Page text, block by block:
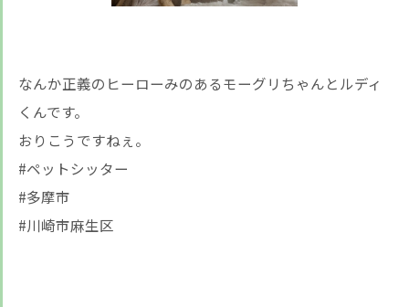
なんか正義のヒーローみのあるモーグリちゃんとルディ
くんです。
おりこうですねぇ。
#ペットシッター
#多摩市
#川崎市麻生区